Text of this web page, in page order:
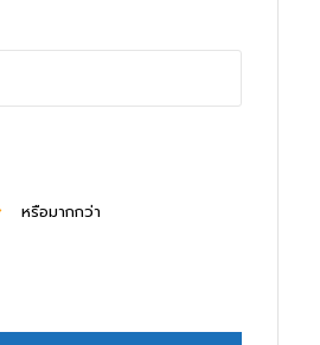
หรือมากกว่า